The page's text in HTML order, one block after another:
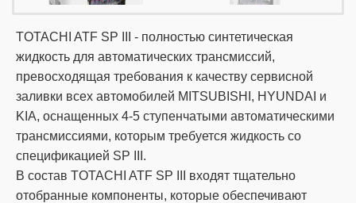
TOTACHI ATF SP III - полностью синтетическая
жидкость для автоматических трансмиссий,
превосходящая требования к качеству сервисной
заливки всех автомобилей MITSUBISHI, HYUNDAI и
KIA, оснащенных 4-5 ступенчатыми автоматическими
трансмиссиями, которым требуется жидкость со
спецификацией SP III.
В состав TOTACHI ATF SP III входят тщательно
отобранные компоненты, которые обеспечивают